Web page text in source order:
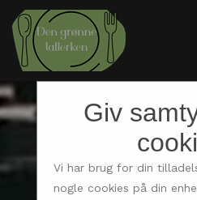
Giv
Vi har brug for din
nogle cookies på din